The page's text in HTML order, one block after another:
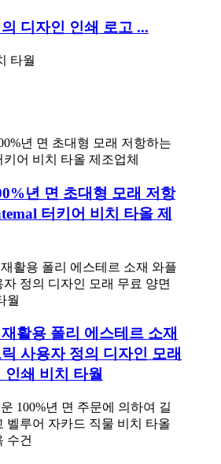
디자인 인쇄 로고 ...
년 면 초대형 모래 저항
터키어 비치 타올 제
활용 폴리 에스테르 소재
사용자 정의 디자인 모래
인쇄 비치 타월